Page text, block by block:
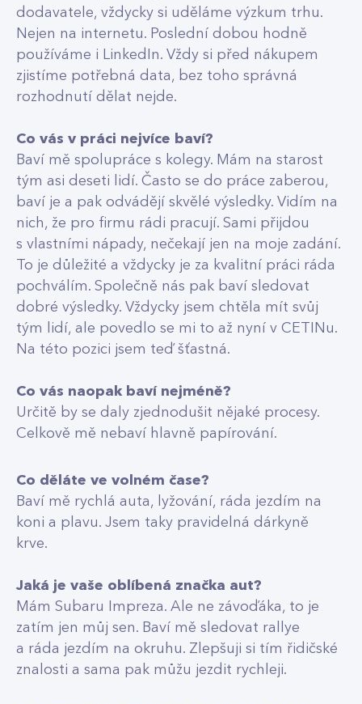
dodavatele, vždycky si uděláme výzkum trhu.
Nejen na internetu. Poslední dobou hodně
používáme i LinkedIn. Vždy si před nákupem
zjistíme potřebná data, bez toho správná
rozhodnutí dělat nejde.
Co vás v práci nejvíce baví?
Baví mě spolupráce s kolegy. Mám na starost
tým asi deseti lidí. Často se do práce zaberou,
baví je a pak odvádějí skvělé výsledky. Vidím na
nich, že pro firmu rádi pracují. Sami přijdou
s vlastními nápady, nečekají jen na moje zadání.
To je důležité a vždycky je za kvalitní práci ráda
pochválím. Společně nás pak baví sledovat
dobré výsledky. Vždycky jsem chtěla mít svůj
tým lidí, ale povedlo se mi to až nyní v CETINu.
Na této pozici jsem teď šťastná.
Co vás naopak baví nejméně?
Určitě by se daly zjednodušit nějaké procesy.
Celkově mě nebaví hlavně papírování.
Co děláte ve volném čase?
Baví mě rychlá auta, lyžování, ráda jezdím na
koni a plavu. Jsem taky pravidelná dárkyně
krve.
Jaká je vaše oblíbená značka aut?
Mám Subaru Impreza. Ale ne závoďáka, to je
zatím jen můj sen. Baví mě sledovat rallye
a ráda jezdím na okruhu. Zlepšuji si tím řidičské
znalosti a sama pak můžu jezdit rychleji.